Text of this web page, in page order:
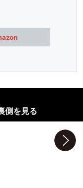
側を見る